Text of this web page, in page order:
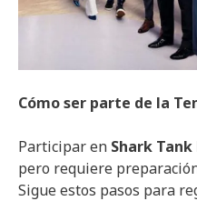
Cómo ser parte de la
Participar en Shark Tank
pero requiere
Sigue estos pasos para